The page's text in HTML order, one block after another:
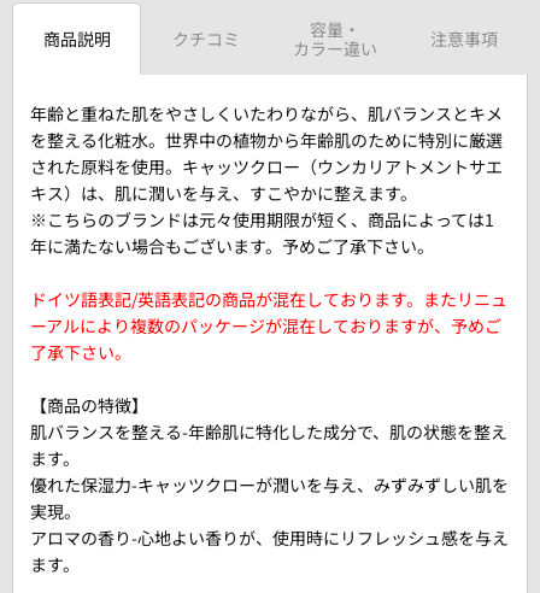
商品説明 クチコミ
容量・
カラー違い
注意事項
年齢と重ねた肌をやさしくいたわりながら、肌バランスとキメ
を整える化粧水。世界中の植物から年齢肌のために特別に厳選
された原料を使用。キャッツクロー（ウンカリアトメントサエ
キス）は、肌に潤いを与え、すこやかに整えます。
※こちらのブランドは元々使用期限が短く、商品によっては1
年に満たない場合もございます。予めご了承下さい。
ドイツ語表記/英語表記の商品が混在しております。またリニュ
ーアルにより複数のパッケージが混在しておりますが、予めご
了承下さい。
【商品の特徴】
肌バランスを整える-年齢肌に特化した成分で、肌の状態を整え
ます。
優れた保湿力-キャッツクローが潤いを与え、みずみずしい肌を
実現。
アロマの香り-心地よい香りが、使用時にリフレッシュ感を与え
ます。